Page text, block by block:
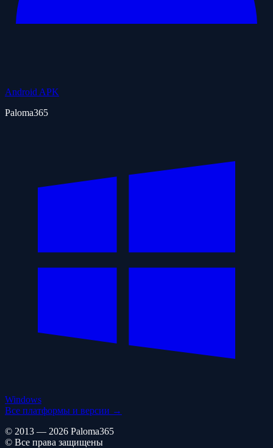
Android APK
Paloma365
Windows
Все платформы и версии →
© 2013 — 2026 Paloma365
© Все права защищены